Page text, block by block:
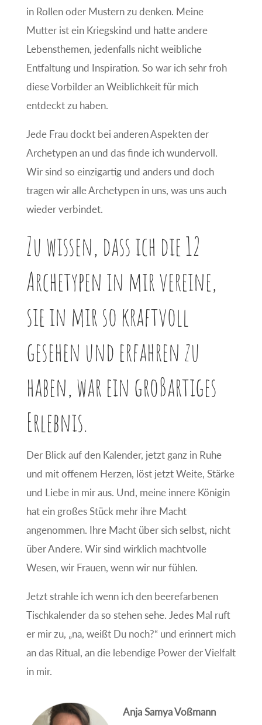
in Rollen oder Mustern zu denken. Meine
Mutter ist ein Kriegskind und hatte andere
Lebensthemen, jedenfalls nicht weibliche
Entfaltung und Inspiration. So war ich sehr froh
diese Vorbilder an Weiblichkeit für mich
entdeckt zu haben.
Jede Frau dockt bei anderen Aspekten der
Archetypen an und das finde ich wundervoll.
Wir sind so einzigartig und anders und doch
tragen wir alle Archetypen in uns, was uns auch
wieder verbindet.
Zu wissen, dass ich die 12
Archetypen in mir vereine,
sie in mir so kraftvoll
gesehen und erfahren zu
haben, war ein großartiges
Erlebnis.
Der Blick auf den Kalender, jetzt ganz in Ruhe
und mit offenem Herzen, löst jetzt Weite, Stärke
und Liebe in mir aus. Und, meine innere Königin
hat ein großes Stück mehr ihre Macht
angenommen. Ihre Macht über sich selbst, nicht
über Andere. Wir sind wirklich machtvolle
Wesen, wir Frauen, wenn wir nur fühlen.
Jetzt strahle ich wenn ich den beerefarbenen
Tischkalender da so stehen sehe. Jedes Mal ruft
er mir zu, „na, weißt Du noch?“ und erinnert mich
an das Ritual, an die lebendige Power der Vielfalt
in mir.
Anja Samya Voßmann